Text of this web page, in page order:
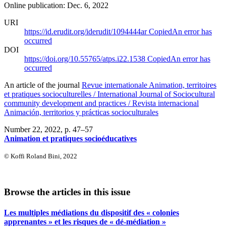
Online publication: Dec. 6, 2022
URI
https://id.erudit.org/iderudit/1094444arCopiedAn error has
occurred
DOI
https://doi.org/10.55765/atps.i22.1538 CopiedAn error has
occurred
An article of the journal Revue internationale Animation, territoires
et pratiques socioculturelles / International Journal of Sociocultural
community development and practices / Revista internacional
Animación, territorios y prácticas socioculturales
Number 22, 2022, p. 47–57
Animation et pratiques socioéducatives
© Koffi Roland Bini, 2022
Browse the articles in this issue
Les multiples médiations du dispositif des « colonies
apprenantes » et les risques de « dé-médiation »